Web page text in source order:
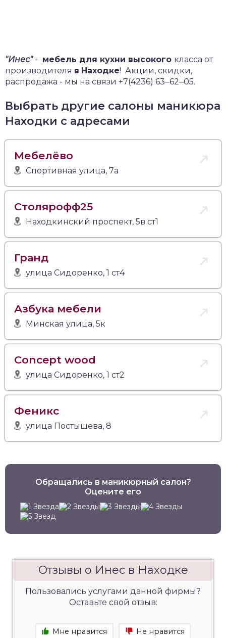
"Инес"- мебель для кухни высокого класса от
производителя в Находке! Акции, скидки,
распродажа - мы на связи +7(4236) 63‒62‒05.
Выбрать другие салоны маникюра
Находки с адресами
Мебелёво
Спортивная улица, 7а
Столярофф25
Находкинский проспект, 5в ст1
Гранд
улица Сидоренко, 1 ст4
Азбука мебели
Минская улица, 5к
Concept wood
улица Сидоренко, 1 ст2
Феникс
улица Постышева, 8
Обращались в маникюрный салон?
Оцените его
Отзывы о Инес в Находке
Пользовались услугами данной фирмы?
Оставьте свой отзыв:
Мне нравится Не нравится